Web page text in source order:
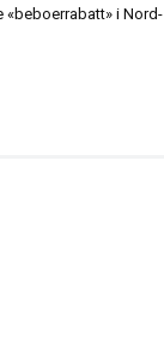
«beboerrabatt» i Nord-